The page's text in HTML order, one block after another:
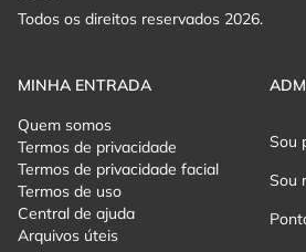
Todos os direitos reservados 2026.
MINHA ENTRADA
Quem somos
Termos de privacidade
Termos de privacidade facial
Termos de uso
Central de ajuda
Arquivos úteis
Sou
Sou